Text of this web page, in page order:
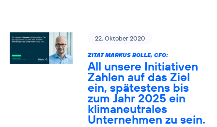
22. Oktober 2020
ZITAT MARKUS ROLLE, CFO:
All unsere Initiativen
Zahlen auf das Ziel
ein, spätestens bis
zum Jahr 2025 ein
klimaneutrales
Unternehmen zu sein.